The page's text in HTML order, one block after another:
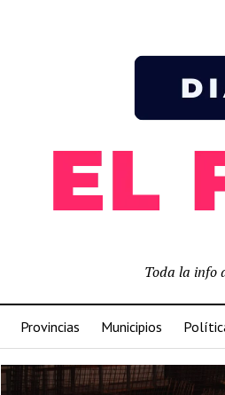
Toda la info
Provincias Municipios